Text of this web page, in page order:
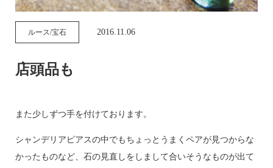
ルース/宝石 2016.11.06
店頭品も
また少しずつ手を付けております。
シャンデリアピアスの中でもちょっとうまくペアが見つからな
かったものなど、石の見直しをしまして合いそうなものが出て